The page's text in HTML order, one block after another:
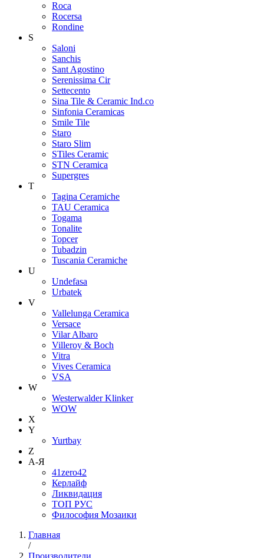
Roca
Rocersa
Rondine
S
Saloni
Sanchis
Sant Agostino
Serenissima Cir
Settecento
Sina Tile & Ceramic Ind.co
Sinfonia Ceramicas
Smile Tile
Staro
Staro Slim
STiles Ceramic
STN Ceramica
Supergres
T
Tagina Ceramiche
TAU Ceramica
Togama
Tonalite
Topcer
Tubadzin
Tuscania Ceramiche
U
Undefasa
Urbatek
V
Vallelunga Ceramica
Versace
Vilar Albaro
Villeroy & Boch
Vitra
Vives Ceramica
VSA
W
Westerwalder Klinker
WOW
X
Y
Yurtbay
Z
А-Я
41zero42
Керлайф
Ликвидация
ТОП РУС
Философия Мозаики
Главная
/
Производители